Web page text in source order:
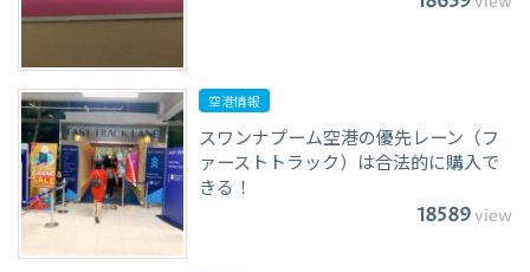
空港情報
スワンナプーム空港の優先レーン（フ
ァーストトラック）は合法的に購入で
きる！
18589view